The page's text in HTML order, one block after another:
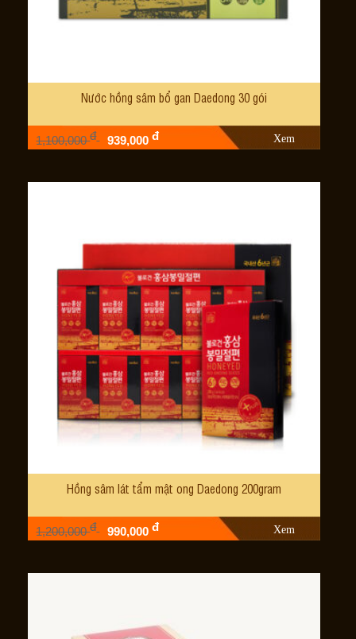
Nước hồng sâm bổ gan Daedong 30 gói
1,100,000đ 939,000đ Xem
Hồng sâm lát tẩm mật ong Daedong 200gram
1,200,000đ 990,000đ Xem